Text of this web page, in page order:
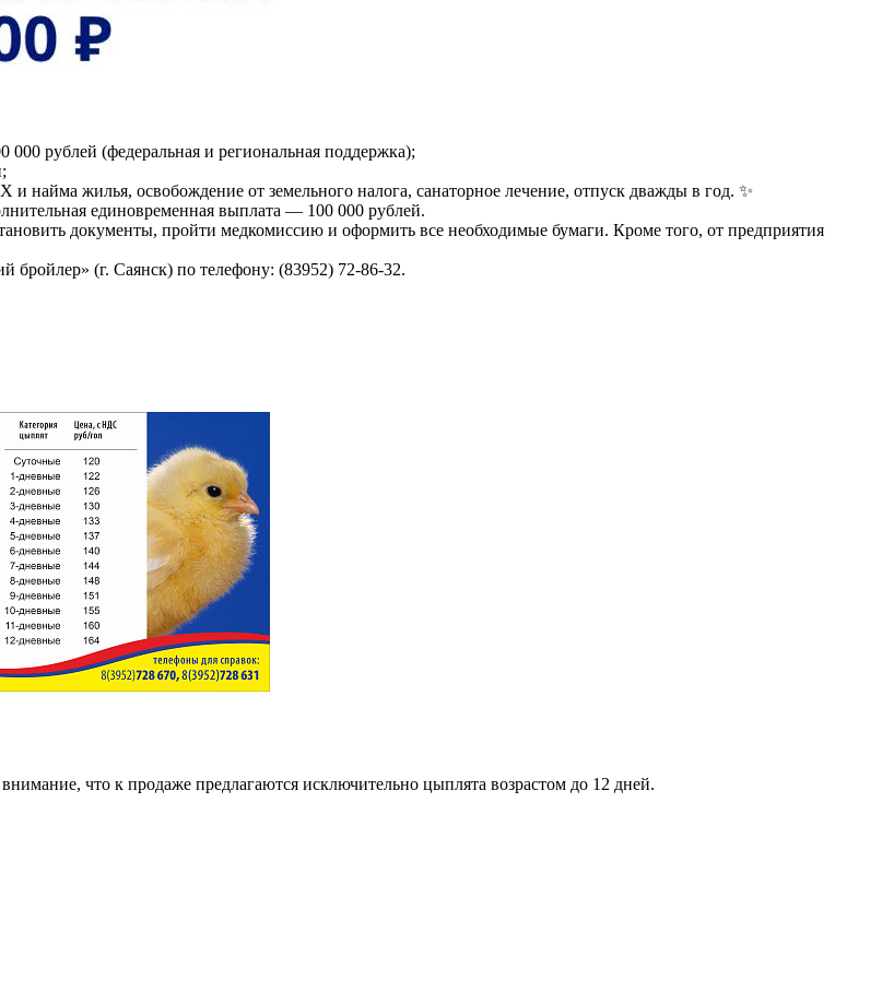
рублей (федеральная и региональная поддержка);
найма жилья, освобождение от земельного налога, санаторное лечение, отпуск дважды в год. ✨
единовременная выплата — 100 000 рублей.
документы, пройти медкомиссию и оформить все необходимые бумаги. Кроме того, от предприятия
(г. Саянск) по телефону: (83952) 72-86-32.
что к продаже предлагаются исключительно цыплята возрастом до 12 дней.